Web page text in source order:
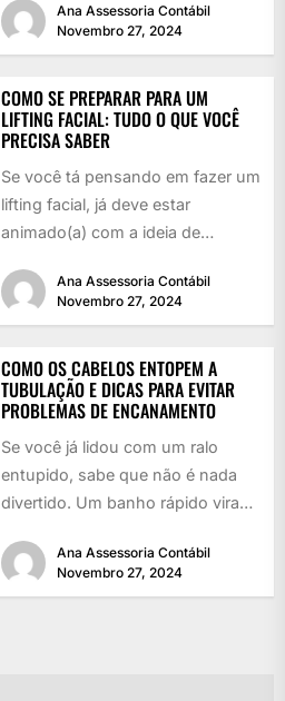
Ana Assessoria Contábil
Novembro 27, 2024
COMO SE PREPARAR PARA UM
LIFTING FACIAL: TUDO O QUE VOCÊ
PRECISA SABER
Se você tá pensando em fazer um
lifting facial, já deve estar
animado(a) com a ideia de
Ana Assessoria Contábil
Novembro 27, 2024
COMO OS CABELOS ENTOPEM A
TUBULAÇÃO E DICAS PARA EVITAR
PROBLEMAS DE ENCANAMENTO
Se você já lidou com um ralo
entupido, sabe que não é nada
divertido. Um banho rápido vira
Ana Assessoria Contábil
Novembro 27, 2024